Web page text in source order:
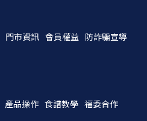
門市資訊 會員權益 防詐騙宣導
產品操作 食譜教學 福委合作